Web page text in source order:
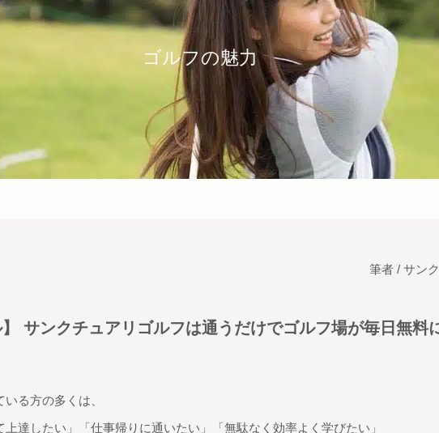
ゴルフの魅力
筆者 / サン
】 サンクチュアリゴルフは通うだけでゴルフ場が毎日無料
る方の多くは、
上達したい」「仕事帰りに通いたい」「無駄なく効率よく学びたい」